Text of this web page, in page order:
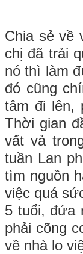
Chia sẻ về
chị đã trải
nó thì làm
đó cũng
tâm đi lên,
Thời gian
vất vả
tuần Lan
tìm nguồn
việc quá
5 tuổi, đứa
phải cõng
về nhà lo